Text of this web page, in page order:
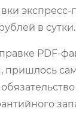
экспресс-
в сутки.
PDF-
пришлось